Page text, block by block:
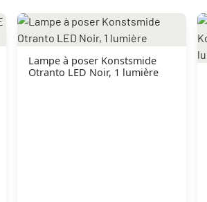
Lampe à poser Konstsmide
Otranto LED Noir, 1 lumière